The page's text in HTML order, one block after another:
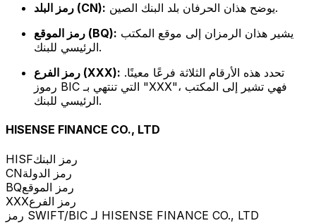
رمز البلد (CN):
يوضح هذان الحرفان بلد البنك الصين.
رمز الموقع (BQ):
الرئيسي للبنك.
رمز الفرع (XXX):
رموز BIC التي تنتهي بـ "XXX"، فهي تشير إلى المكتب
الرئيسي للبنك.
HISENSE FINANCE CO., LTD
HISFرمز البنك
CNرمز الدولة
BQرمز الموقع
XXXرمز الفرع
رمز SWIFT/BIC لـ HISENSE FINANCE CO., LTD